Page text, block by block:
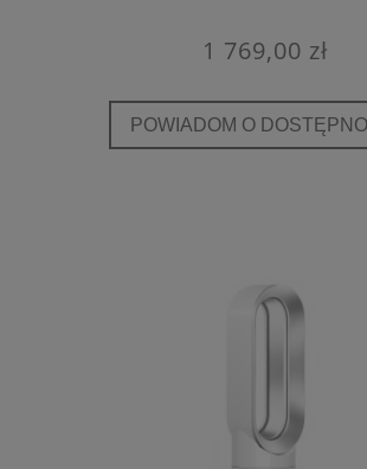
1 769,00 zł
POWIADOM O